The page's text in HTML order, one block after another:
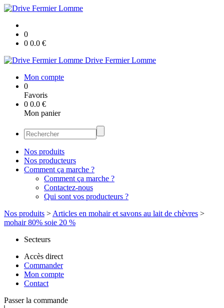
0
0 0.0 €
Drive Fermier Lomme
Mon compte
0
Favoris
0 0.0 €
Mon panier
Nos produits
Nos producteurs
Comment ça marche ?
Comment ça marche ?
Contactez-nous
Qui sont vos producteurs ?
Nos produits > Articles en mohair et savons au lait de chèvres >
mohair 80% soie 20 %
Secteurs
Accès direct
Commander
Mon compte
Contact
Passer la commande